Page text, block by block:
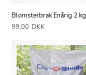
Blomsterbrak Enårig 2 kg
99,00 DKK